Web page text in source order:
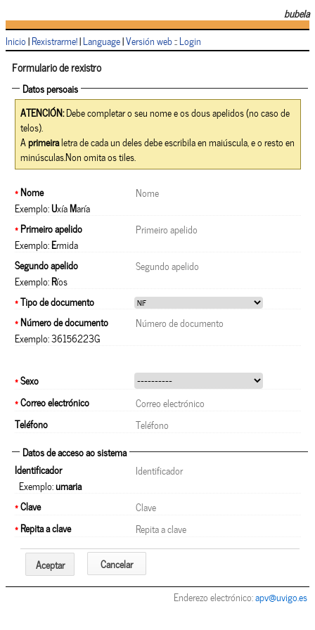
bubela
Inicio|Rexistrarme!|Language|Versión web::Login
Formulario de rexistro
Datos persoais
ATENCIÓN:Debe completar o seu nome e os dous apelidos (no caso de
telos).
Aprimeiraletra de cada un deles debe escribila en maiúscula, e o resto en
minúsculas.Non omita os tiles.
*Nome
Exemplo:UxíaMaría
*Primeiro apelido
Exemplo:Ermida
Segundo apelido
Exemplo:Ríos
*Tipo de documento
*Número de documento
Exemplo: 36156223G
*Sexo
*Correo electrónico
Teléfono
Datos de acceso ao sistema
Identificador
Exemplo:umaria
*Clave
*Repita a clave
Aceptar Cancelar
Enderezo electrónico:apv@uvigo.es